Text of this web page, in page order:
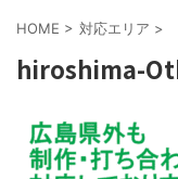
HOME > 対応エリア >
hiroshima-